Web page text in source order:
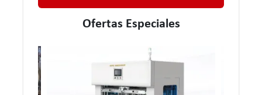
Ofertas Especiales